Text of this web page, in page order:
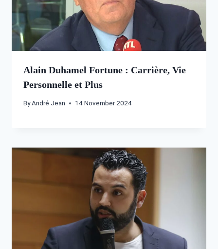
Alain Duhamel Fortune : Carrière, Vie
Personnelle et Plus
ByAndré Jean 14 November 2024